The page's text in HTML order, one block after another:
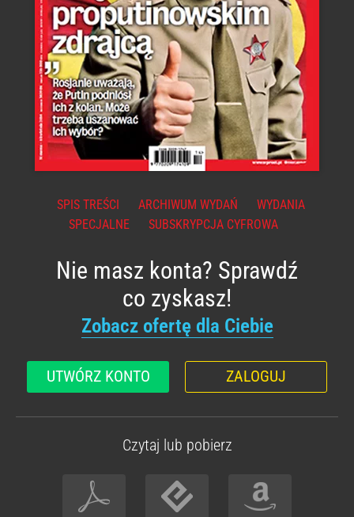
SPIS TREŚCI ARCHIWUM WYDAŃ
WYDANIA
SPECJALNE
SUBSKRYPCJA CYFROWA
Nie masz konta? Sprawdź
co zyskasz!
Zobacz ofertę dla Ciebie
UTWÓRZ KONTO ZALOGUJ
Czytaj lub pobierz